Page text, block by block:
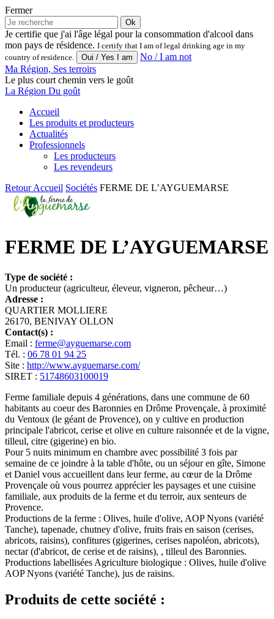
Fermer
Ok
Je certifie que j'ai l'âge légal pour la consommation d'alcool dans
mon pays de résidence. I certify that I am of legal drinking age in my
country of residence.
No / I am not
Ma Région, Ses terroirs
Le plus court chemin vers le goût
La Région Du goût
Accueil
Les produits et producteurs
Actualités
Professionnels
Les producteurs
Les revendeurs
RetourAccueil Sociétés FERME DE L’AYGUEMARSE
FERME DE L’AYGUEMARSE
Type de société :
Un producteur (agriculteur, éleveur, vigneron, pêcheur…)
Adresse :
QUARTIER MOLLIERE
26170, BENIVAY OLLON
Contact(s) :
Email : ferme@ayguemarse.com
Tél. : 06 78 01 94 25
Site : http://www.ayguemarse.com/
SIRET : 51748603100019
Ferme familiale depuis 4 générations, dans une commune de 60
habitants au coeur des Baronnies en Drôme Provençale, à proximité
du Ventoux (le géant de Provence), on y cultive en production
principale l'abricot, cerise et olive en culture raisonnée et de la vigne,
tilleul, citre (gigerine) en bio.
Pour 5 nuits minimum en chambre avec possibilité 3 fois par
semaine de ce joindre à la table d'hôte, ou un séjour en gîte, Simone
et Daniel vous accueillent dans leur ferme, au cœur de la Drôme
Provençale où vous pourrez apprécier les paysages et une cuisine
familiale, aux produits de la ferme et du terroir, aux senteurs de
Provence.
Productions de la ferme : Olives, huile d'olive, AOP Nyons (variété
Tanche), tapenade, chutney d'olive, fruits frais en saison (cerises,
abricots, raisins), confitures (gigerines, cerises napoléon, abricots),
nectar (d'abricot, de cerise et de raisins), , tilleul des Baronnies.
Productions labellisées Agriculture biologique : Olives, huile d'olive
AOP Nyons (variété Tanche), jus de raisins.
Produits de cette société :